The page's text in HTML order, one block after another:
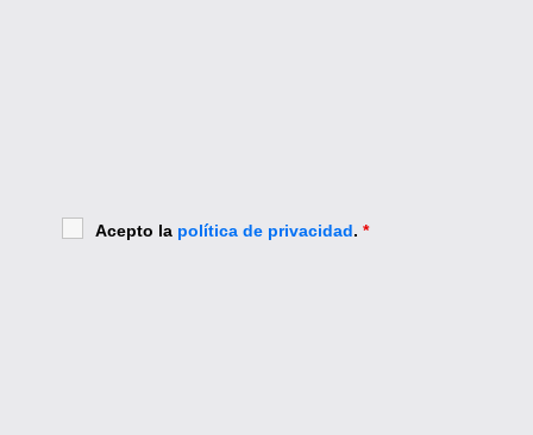
Acepto la política de privacidad. *